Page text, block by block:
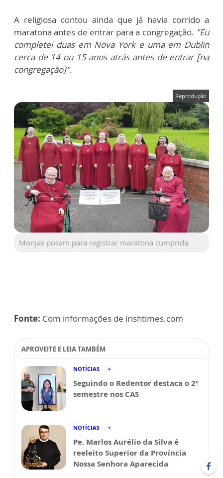
A religiosa contou ainda que já havia corrido a
maratona antes de entrar para a congregação. "Eu
completei duas em Nova York e uma em Dublin
cerca de 14 ou 15 anos atrás antes de entrar [na
congregação]".
Reprodução
Monjas posam para registrar maratona cumprida
Fonte: Com informações de irishtimes.com
APROVEITE E LEIA TAMBÉM
NOTÍCIAS
Seguindo o Redentor destaca o 2º
semestre nos CAS
NOTÍCIAS
Pe. Marlos Aurélio da Silva é
reeleito Superior da Província
Nossa Senhora Aparecida